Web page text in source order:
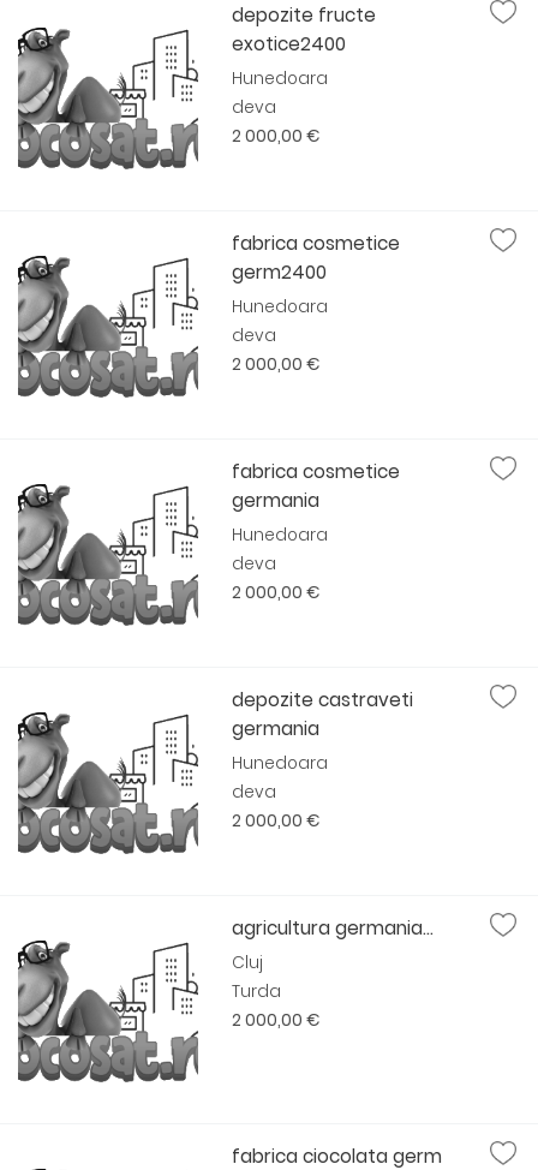
depozite fructe
exotice2400
Hunedoara
deva
2 000,00 €
fabrica cosmetice
germ2400
Hunedoara
deva
2 000,00 €
fabrica cosmetice
germania
Hunedoara
deva
2 000,00 €
depozite castraveti
germania
Hunedoara
deva
2 000,00 €
agricultura germania...
Cluj
Turda
2 000,00 €
fabrica ciocolata germ